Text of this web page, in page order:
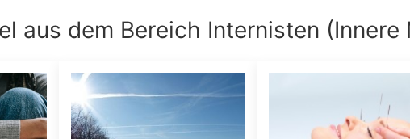
aus dem Bereich Internisten (Innere